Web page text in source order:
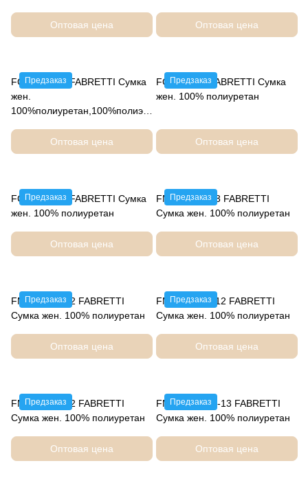
Оптовая цена
Оптовая цена
Предзаказ
FG25495-12 FABRETTI Сумка
жен.
100%полиуретан,100%полиэст
Оптовая цена
Предзаказ
FG25078-2 FABRETTI Сумка
жен. 100% полиуретан
Оптовая цена
Предзаказ
FG25078-12 FABRETTI Сумка
жен. 100% полиуретан
Оптовая цена
Предзаказ
FMM259396-3 FABRETTI
Сумка жен. 100% полиуретан
Оптовая цена
Предзаказ
FMM259396-2 FABRETTI
Сумка жен. 100% полиуретан
Оптовая цена
Предзаказ
FMM230134-12 FABRETTI
Сумка жен. 100% полиуретан
Оптовая цена
Предзаказ
FMM230134-2 FABRETTI
Сумка жен. 100% полиуретан
Оптовая цена
Предзаказ
FMM2510236-13 FABRETTI
Сумка жен. 100% полиуретан
Оптовая цена